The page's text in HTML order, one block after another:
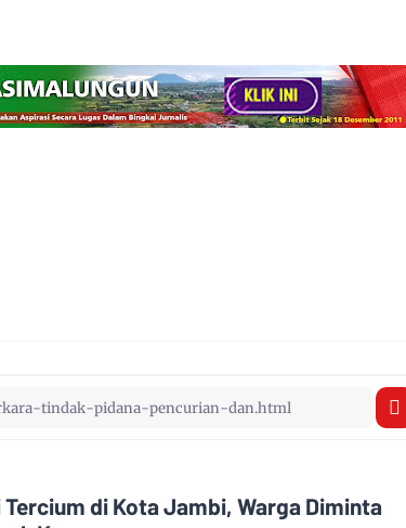
di Kota Jambi, Warga Diminta